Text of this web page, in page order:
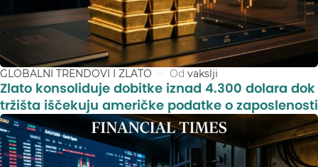
GLOBALNI TRENDOVI I ZLATO Od vakslji
Zlato konsoliduje dobitke iznad 4.300 dolara dok
tržišta iščekuju američke podatke o zaposlenosti